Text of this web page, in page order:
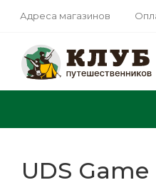
Адреса магазинов
UDS